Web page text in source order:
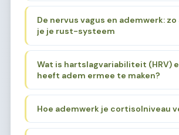
De nervus vagus en ademwerk:
je je rust-systeem
Wat is hartslagvariabiliteit (HRV)
heeft adem ermee te maken?
Hoe ademwerk je cortisolniveau